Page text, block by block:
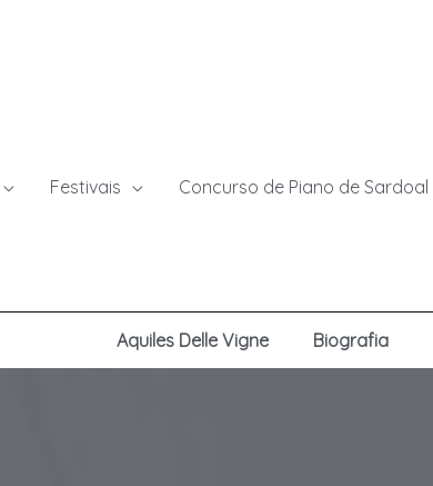
Festivais Concurso de Piano de Sardoal
Aquiles Delle Vigne Biografia